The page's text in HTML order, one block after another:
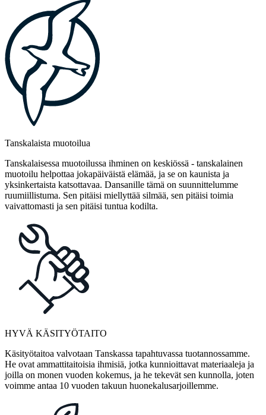
Tanskalaista muotoilua
Tanskalaisessa muotoilussa ihminen on keskiössä - tanskalainen
muotoilu helpottaa jokapäiväistä elämää, ja se on kaunista ja
yksinkertaista katsottavaa. Dansanille tämä on suunnittelumme
ruumiillistuma. Sen pitäisi miellyttää silmää, sen pitäisi toimia
vaivattomasti ja sen pitäisi tuntua kodilta.
HYVÄ KÄSITYÖTAITO
Käsityötaitoa valvotaan Tanskassa tapahtuvassa tuotannossamme.
He ovat ammattitaitoisia ihmisiä, jotka kunnioittavat materiaaleja ja
joilla on monen vuoden kokemus, ja he tekevät sen kunnolla, joten
voimme antaa 10 vuoden takuun huonekalusarjoillemme.